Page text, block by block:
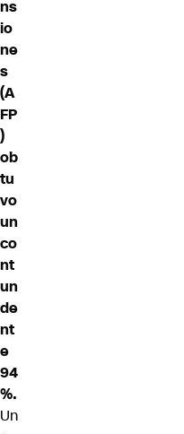
ns
io
ne
s
(A
FP
)
ob
tu
vo
un
co
nt
un
de
nt
e
94
%.
Un